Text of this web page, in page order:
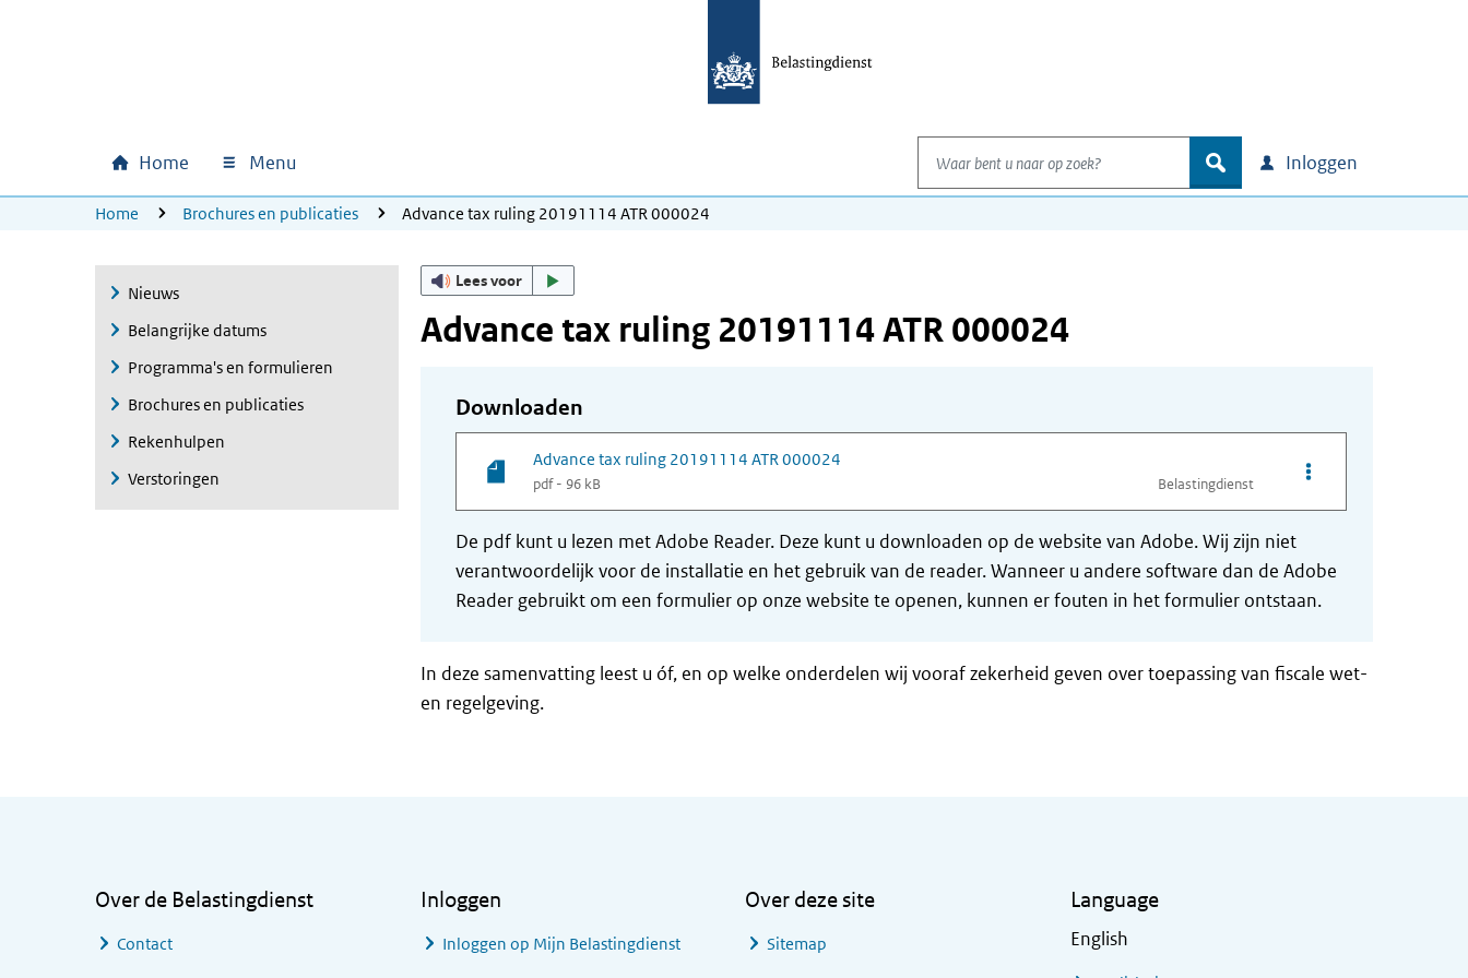
Hoofdnavigatie
Home Menu
Waar bent u naar op zoek?
zoek Inloggen
U bevindt zich hier:
Home Brochures en publicaties Advance tax ruling 20191114 ATR 000024
Nieuws
Belangrijke datums
Programma's en formulieren
Brochures en publicaties
Rekenhulpen
Verstoringen
Lees voor
Advance tax ruling 20191114 ATR 000024
Downloaden
Advance tax ruling 20191114 ATR 000024
pdf - 96 kB Belastingdienst
Opties van bestand
De pdf kunt u lezen met Adobe Reader. Deze kunt u downloaden op de website van Adobe. Wij zijn niet
verantwoordelijk voor de installatie en het gebruik van de reader. Wanneer u andere software dan de Adobe
Reader gebruikt om een formulier op onze website te openen, kunnen er fouten in het formulier ontstaan.
In deze samenvatting leest u óf, en op welke onderdelen wij vooraf zekerheid geven over toepassing van fiscale wet-
en regelgeving.
Over de Belastingdienst
Contact
Inloggen
Inloggen op Mijn Belastingdienst
Over deze site
Sitemap
Language
English